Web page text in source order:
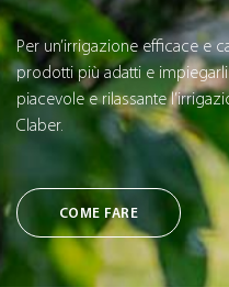
Per un’irrigazione efficace e
prodotti più adatti e
piacevole e rilassante
Claber.
COME FARE